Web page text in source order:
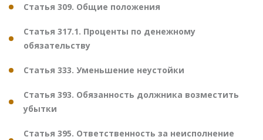
Статья 309. Общие положения
Статья 317.1. Проценты по денежному
обязательству
Статья 333. Уменьшение неустойки
Статья 393. Обязанность должника возместить
убытки
Статья 395. Ответственность за неисполнение